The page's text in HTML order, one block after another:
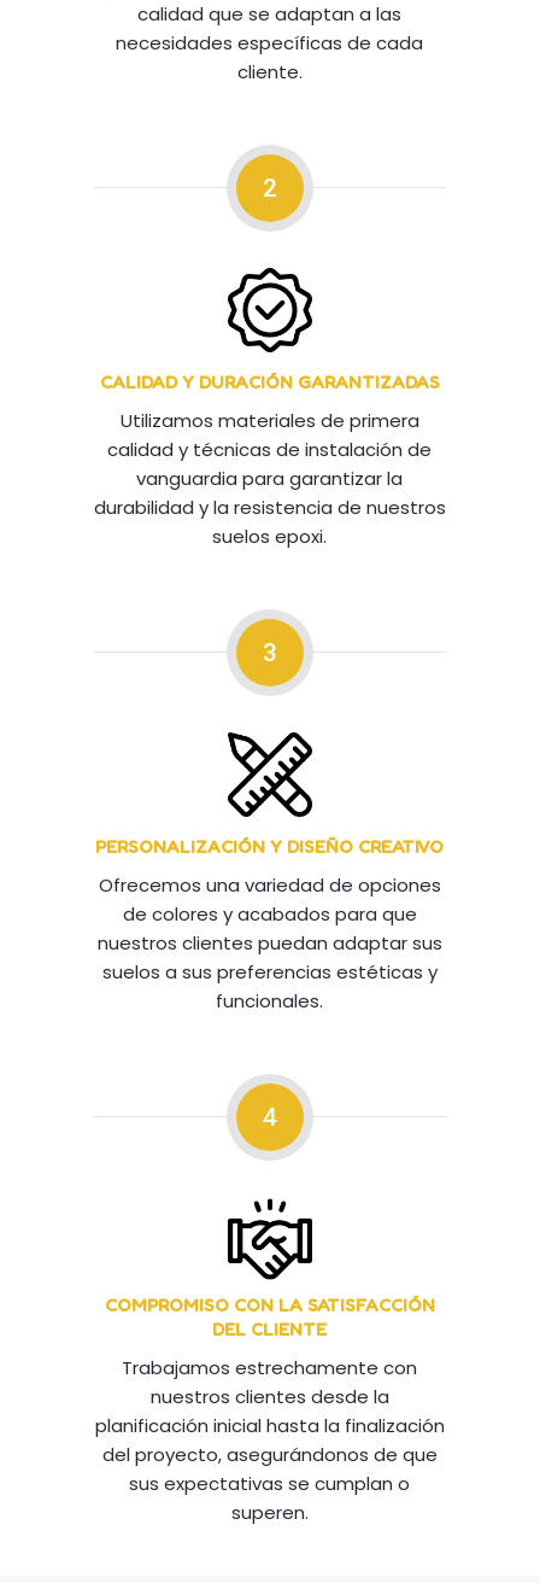
calidad que se adaptan a las
necesidades específicas de cada
cliente.
2
CALIDAD Y DURACIÓN GARANTIZADAS
Utilizamos materiales de primera
calidad y técnicas de instalación de
vanguardia para garantizar la
durabilidad y la resistencia de nuestros
suelos epoxi.
3
PERSONALIZACIÓN Y DISEÑO CREATIVO
Ofrecemos una variedad de opciones
de colores y acabados para que
nuestros clientes puedan adaptar sus
suelos a sus preferencias estéticas y
funcionales.
4
COMPROMISO CON LA SATISFACCIÓN
DEL CLIENTE
Trabajamos estrechamente con
nuestros clientes desde la
planificación inicial hasta la finalización
del proyecto, asegurándonos de que
sus expectativas se cumplan o
superen.